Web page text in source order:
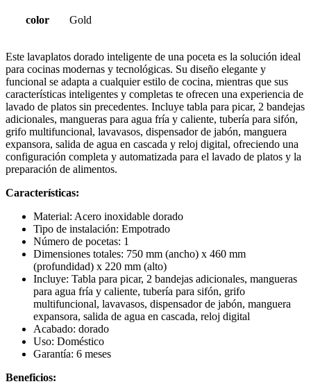
color Gold
Este lavaplatos dorado inteligente de una poceta es la solución ideal
para cocinas modernas y tecnológicas. Su diseño elegante y
funcional se adapta a cualquier estilo de cocina, mientras que sus
características inteligentes y completas te ofrecen una experiencia de
lavado de platos sin precedentes. Incluye tabla para picar, 2 bandejas
adicionales, mangueras para agua fría y caliente, tubería para sifón,
grifo multifuncional, lavavasos, dispensador de jabón, manguera
expansora, salida de agua en cascada y reloj digital, ofreciendo una
configuración completa y automatizada para el lavado de platos y la
preparación de alimentos.
Características:
Material: Acero inoxidable dorado
Tipo de instalación: Empotrado
Número de pocetas: 1
Dimensiones totales: 750 mm (ancho) x 460 mm
(profundidad) x 220 mm (alto)
Incluye: Tabla para picar, 2 bandejas adicionales, mangueras
para agua fría y caliente, tubería para sifón, grifo
multifuncional, lavavasos, dispensador de jabón, manguera
expansora, salida de agua en cascada, reloj digital
Acabado: dorado
Uso: Doméstico
Garantía: 6 meses
Beneficios: